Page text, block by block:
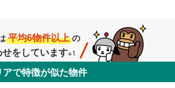
平均6物件以上 の
をしています※1
で特徴が似た物件